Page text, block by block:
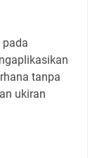
tanpa
ukiran